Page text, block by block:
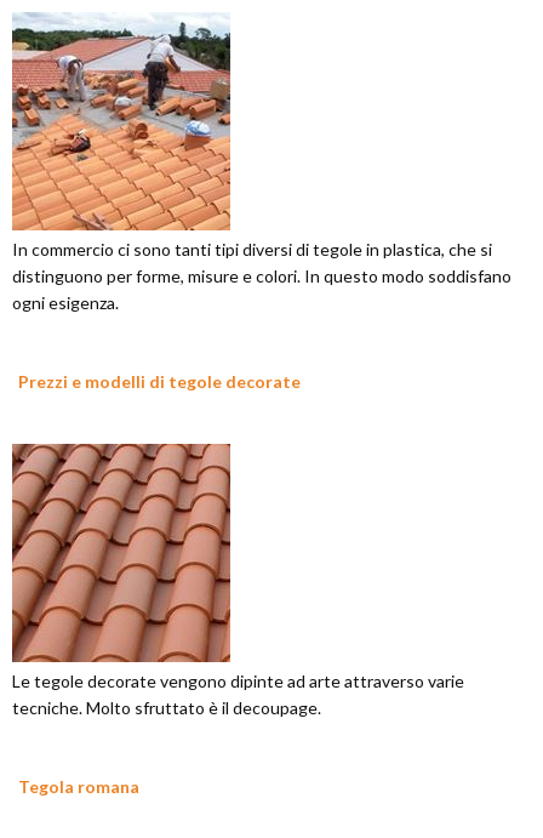
In commercio ci sono tanti tipi diversi di tegole in plastica, che si
distinguono per forme, misure e colori. In questo modo soddisfano
ogni esigenza.
Prezzi e modelli di tegole decorate
Le tegole decorate vengono dipinte ad arte attraverso varie
tecniche. Molto sfruttato è il decoupage.
Tegola romana